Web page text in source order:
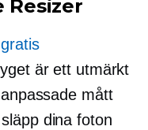
Resizer
är ett utmärkt
mått
dina foton